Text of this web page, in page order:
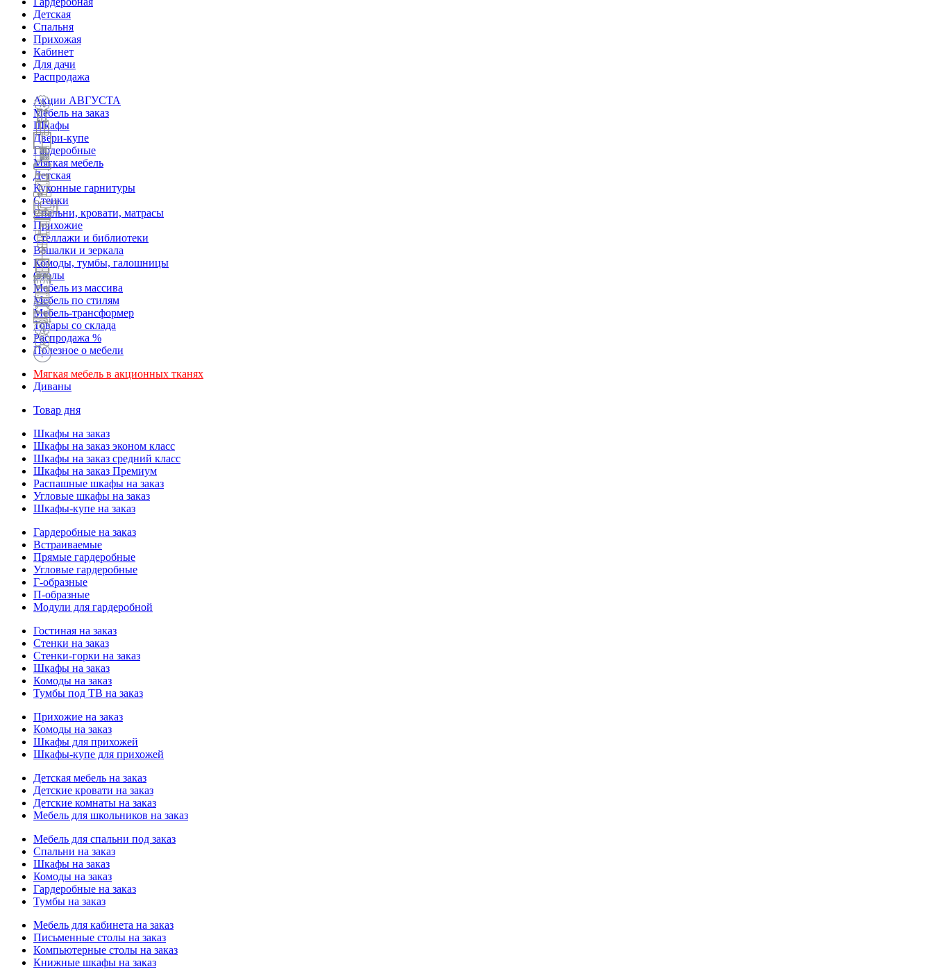
Детская
Спальня
Прихожая
Кабинет
Для дачи
Распродажа
Акции АВГУСТА
Мебель на заказ
Шкафы
Двери-купе
Гардеробные
Мягкая мебель
Детская
Кухонные гарнитуры
Стенки
Спальни, кровати, матрасы
Прихожие
Стеллажи и библиотеки
Вешалки и зеркала
Комоды, тумбы, галошницы
Столы
Мебель из массива
Мебель по стилям
Мебель-трансформер
Товары со склада
Распродажа %
Полезное о мебели
Мягкая мебель в акционных тканях
Диваны
Товар дня
Шкафы на заказ
Шкафы на заказ эконом класс
Шкафы на заказ средний класс
Шкафы на заказ Премиум
Распашные шкафы на заказ
Угловые шкафы на заказ
Шкафы-купе на заказ
Гардеробные на заказ
Встраиваемые
Прямые гардеробные
Угловые гардеробные
Г-образные
П-образные
Модули для гардеробной
Гостиная на заказ
Стенки на заказ
Стенки-горки на заказ
Шкафы на заказ
Комоды на заказ
Тумбы под ТВ на заказ
Прихожие на заказ
Комоды на заказ
Шкафы для прихожей
Шкафы-купе для прихожей
Детская мебель на заказ
Детские кровати на заказ
Детские комнаты на заказ
Мебель для школьников на заказ
Мебель для спальни под заказ
Спальни на заказ
Шкафы на заказ
Комоды на заказ
Гардеробные на заказ
Тумбы на заказ
Мебель для кабинета на заказ
Письменные столы на заказ
Компьютерные столы на заказ
Книжные шкафы на заказ